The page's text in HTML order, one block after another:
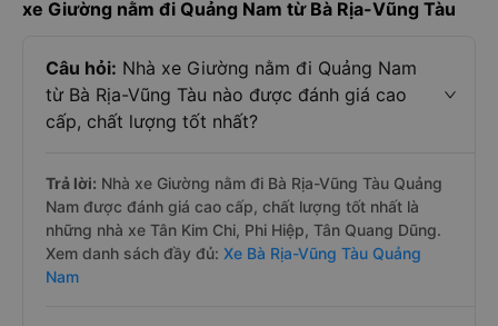
xe Giường nằm đi Quảng Nam từ Bà Rịa-Vũng Tàu
Câu hỏi: Nhà xe Giường nằm đi Quảng Nam
từ Bà Rịa-Vũng Tàu nào được đánh giá cao
cấp, chất lượng tốt nhất?
Trả lời: Nhà xe Giường nằm đi Bà Rịa-Vũng Tàu Quảng
Nam được đánh giá cao cấp, chất lượng tốt nhất là
những nhà xe Tân Kim Chi, Phi Hiệp, Tân Quang Dũng.
Xem danh sách đầy đủ: Xe Bà Rịa-Vũng Tàu Quảng
Nam